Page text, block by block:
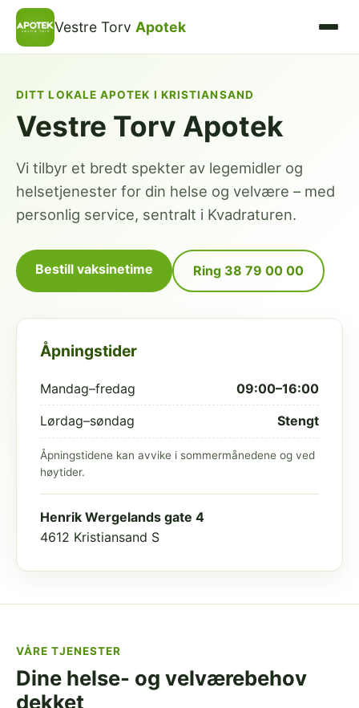
Vestre Torv Apotek
DITT LOKALE APOTEK I KRISTIANSAND
Vestre Torv Apotek
Vi tilbyr et bredt spekter av legemidler og
helsetjenester for din helse og velvære – med
personlig service, sentralt i Kvadraturen.
Bestill vaksinetime Ring 38 79 00 00
Åpningstider
Mandag–fredag 09:00–16:00
Lørdag–søndag Stengt
Åpningstidene kan avvike i sommermånedene og ved
høytider.
Henrik Wergelands gate 4
4612 Kristiansand S
VÅRE TJENESTER
Dine helse- og velværebehov
dekket